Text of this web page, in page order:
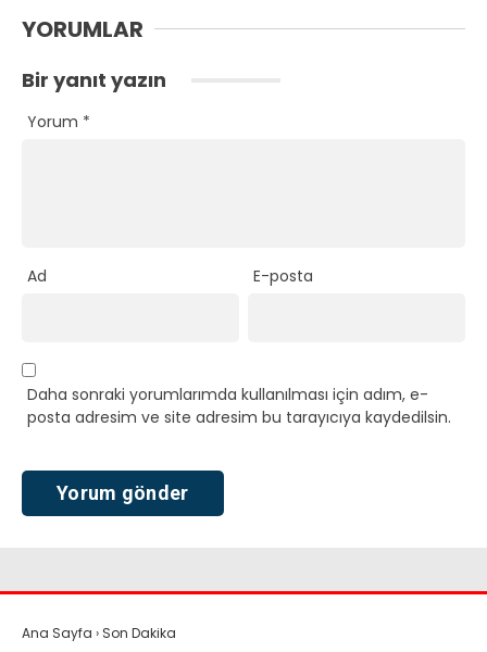
YORUMLAR
Bir yanıt yazın
Yorum *
Ad E-posta
Daha sonraki yorumlarımda kullanılması için adım, e-
posta adresim ve site adresim bu tarayıcıya kaydedilsin.
Ana Sayfa › Son Dakika